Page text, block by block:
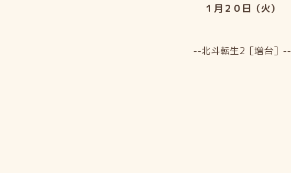
１月２０日（火）
--北斗転生2［増台］--